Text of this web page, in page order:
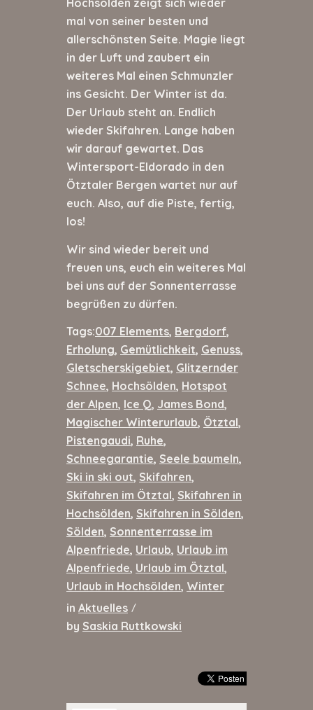
Hochsölden zeigt sich wieder
mal von seiner besten und
allerschönsten Seite. Magie liegt
in der Luft und zaubert ein
weiteres Mal einen Schmunzler
ins Gesicht. Der Winter ist da.
Der Urlaub steht an. Endlich
wieder Skifahren. Lange haben
wir darauf gewartet. Das
Wintersport-Eldorado in den
Ötztaler Bergen wartet nur auf
euch. Also, auf die Piste, fertig,
los!
Wir sind wieder bereit und
freuen uns, euch ein weiteres Mal
bei uns auf der Sonnenterrasse
begrüßen zu dürfen.
Tags:007 Elements, Bergdorf,
Erholung, Gemütlichkeit, Genuss,
Gletscherskigebiet, Glitzernder
Schnee, Hochsölden, Hotspot
der Alpen, Ice Q, James Bond,
Magischer Winterurlaub, Ötztal,
Pistengaudi, Ruhe,
Schneegarantie, Seele baumeln,
Ski in ski out, Skifahren,
Skifahren im Ötztal, Skifahren in
Hochsölden, Skifahren in Sölden,
Sölden, Sonnenterrasse im
Alpenfriede, Urlaub, Urlaub im
Alpenfriede, Urlaub im Ötztal,
Urlaub in Hochsölden, Winter
in Aktuelles /
by Saskia Ruttkowski